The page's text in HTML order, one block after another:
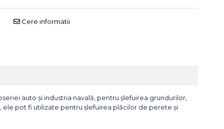
Cere informatii
auto și industria navală, pentru șlefuirea grundurilor,
ele pot fi utilizate pentru șlefuirea plăcilor de perete și